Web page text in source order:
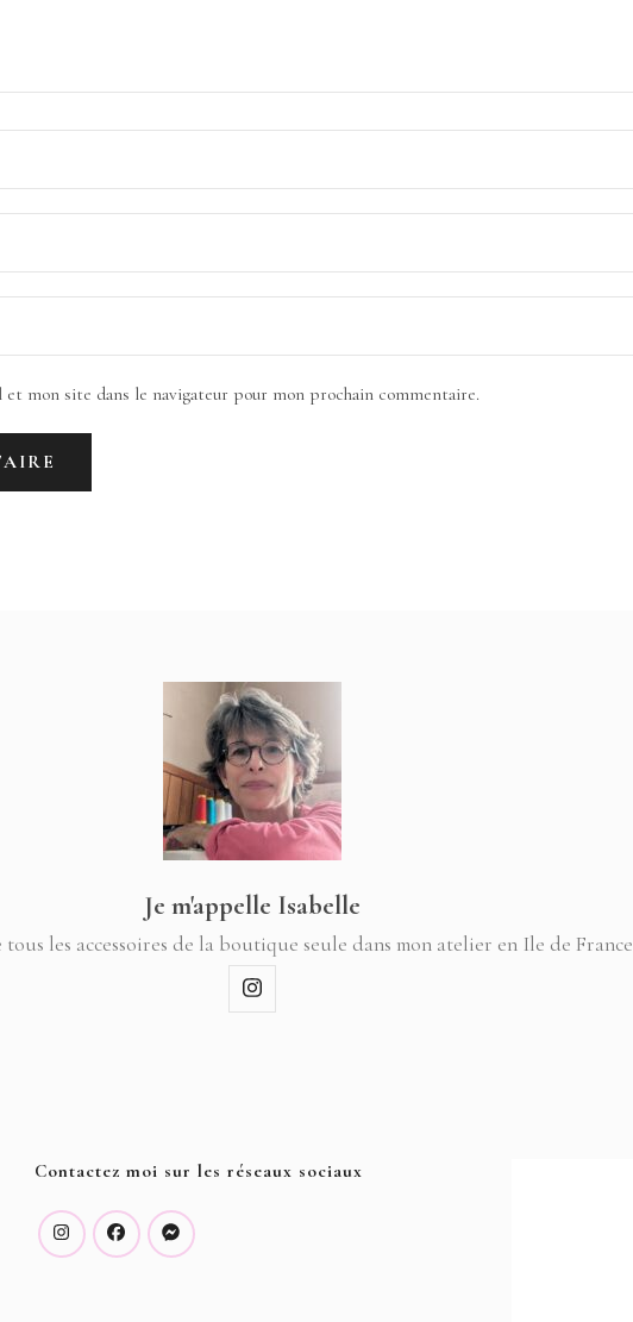
mon site dans le navigateur pour mon prochain commentaire.
Je m'appelle Isabelle
tous les accessoires de la boutique seule dans mon atelier en Ile de France
Contactez moi sur les réseaux sociaux